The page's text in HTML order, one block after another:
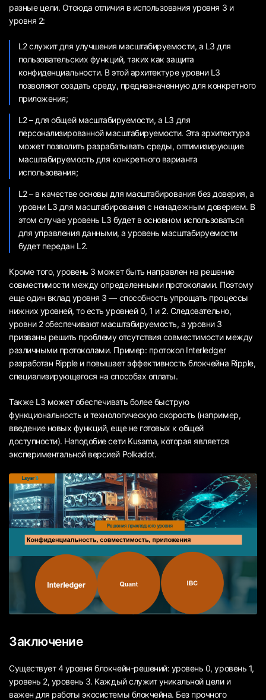
разные цели. Отсюда отличия в использования уровня 3 и
уровня 2:
L2 служит для улучшения масштабируемости, а L3 для
пользовательских функций, таких как защита
конфиденциальности. В этой архитектуре уровни L3
позволяют создать среду, предназначенную для конкретного
приложения;
L2 – для общей масштабируемости, а L3 для
персонализированной масштабируемости. Эта архитектура
может позволить разрабатывать среды, оптимизирующие
масштабируемость для конкретного варианта
использования;
L2 – в качестве основы для масштабирования без доверия, а
уровни L3 для масштабирования с ненадежным доверием. В
этом случае уровень L3 будет в основном использоваться
для управления данными, а уровень масштабируемости
будет передан L2.
Кроме того, уровень 3 может быть направлен на решение
совместимости между определенными протоколами. Поэтому
еще один вклад уровня 3 — способность упрощать процессы
нижних уровней, то есть уровней 0, 1 и 2. Следовательно,
уровни 2 обеспечивают масштабируемость, а уровни 3
призваны решить проблему отсутствия совместимости между
различными протоколами. Пример: протокол Interledger
разработан Ripple и повышает эффективность блокчейна Ripple,
специализирующегося на способах оплаты.
Также L3 может обеспечивать более быструю
функциональность и технологическую скорость (например,
введение новых функций, еще не готовых к общей
доступности). Наподобие сети Kusama, которая является
экспериментальной версией Polkadot.
Заключение
Существует 4 уровня блокчейн-решений: уровень 0, уровень 1,
уровень 2, уровень 3. Каждый служит уникальной цели и
важен для работы экосистемы блокчейна. Без прочного